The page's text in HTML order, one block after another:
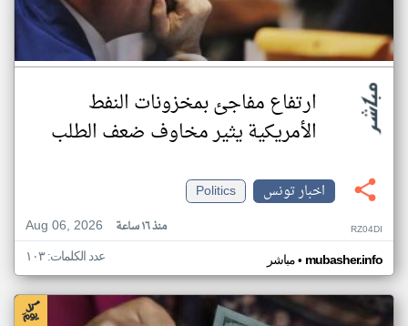
ارتفاع مفاجئ بمخزونات النفط
الأمريكية يثير مخاوف ضعف الطلب
اخبار تونس
Politics
Aug 06, 2026
منذ ١٦ ساعة RZ04DI
مباشر• mubasher.info عدد الكلمات: ١٠٣